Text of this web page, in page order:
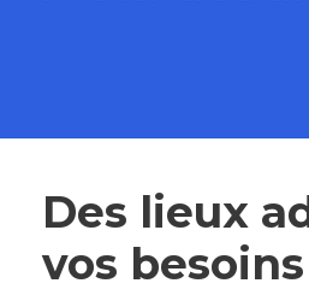
Des lieux
vos besoins